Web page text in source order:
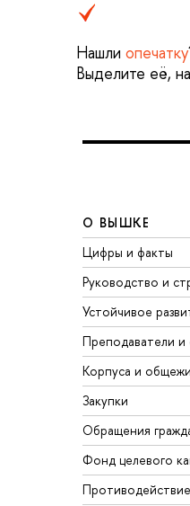
Нашли опечатку
Выделите её,
О ВЫШКЕ
Цифры и факты
Руководство и
Устойчивое
Преподаватели и
Корпуса и
Закупки
Обращения
Фонд целевого